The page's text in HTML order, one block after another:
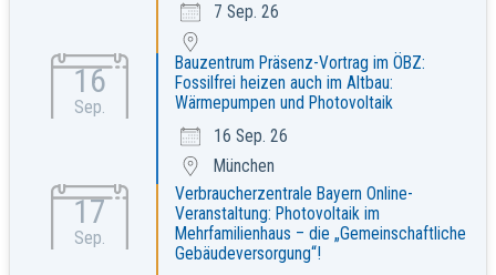
7 Sep. 26
16
Sep.
Bauzentrum Präsenz-Vortrag im ÖBZ:
Fossilfrei heizen auch im Altbau:
Wärmepumpen und Photovoltaik
16 Sep. 26
München
17
Sep.
Verbraucherzentrale Bayern Online-
Veranstaltung: Photovoltaik im
Mehrfamilienhaus – die „Gemeinschaftliche
Gebäudeversorgung“!